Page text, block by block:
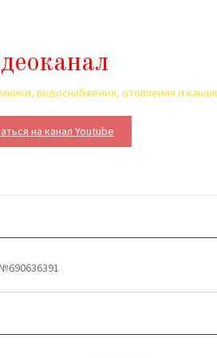
водоснабжения, отопления и
на канал Youtube